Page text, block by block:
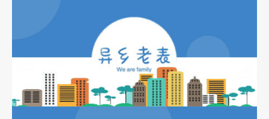
小程序+H5